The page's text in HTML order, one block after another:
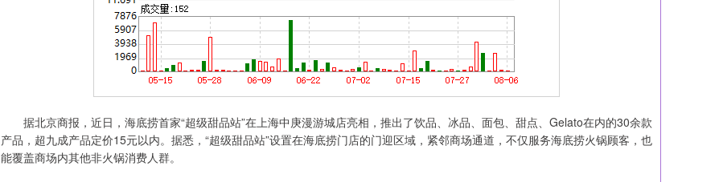
据北京商报，近日，海底捞首家“超级甜品站”在上海中庚漫游城店亮相，推出了饮品、冰品、面包、甜点、Gelato在内的30余款
产品，超九成产品定价15元以内。据悉，“超级甜品站”设置在海底捞门店的门迎区域，紧邻商场通道，不仅服务海底捞火锅顾客，也
能覆盖商场内其他非火锅消费人群。